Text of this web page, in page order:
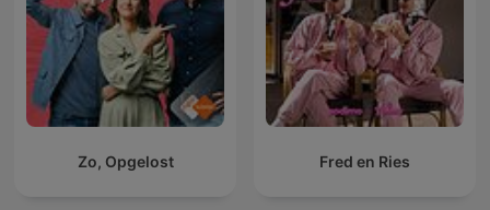
Zo, Opgelost Fred en Ries